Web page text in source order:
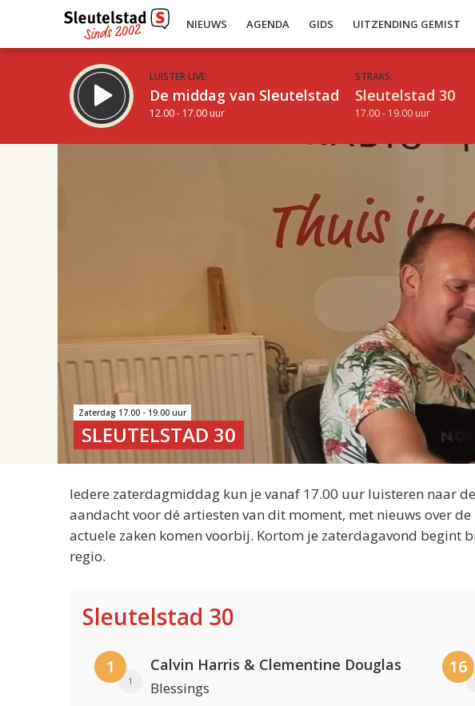
NIEUWS AGENDA GIDS UITZENDING GEMIST
LUISTER LIVE:
De middag van Sleutelstad
12.00 - 17.00 uur
STRAKS:
Sleutelstad 30
17.00 - 19.00 uur
Zaterdag 17.00 - 19.00 uur
SLEUTELSTAD 30
Iedere zaterdagmiddag kun je vanaf 17.00 uur luisteren naar
aandacht voor dé artiesten van dit moment, met nieuws over
actuele zaken komen voorbij. Kortom je zaterdagavond begint
regio.
Sleutelstad 30
1
1
Calvin Harris & Clementine Douglas
Blessings
16